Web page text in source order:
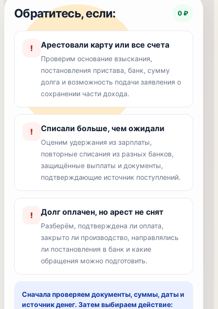
Обратитесь, если: 0 ₽
! Арестовали карту или все счета
Проверим основание взыскания,
постановления пристава, банк, сумму
долга и возможность подачи заявления о
сохранении части дохода.
! Списали больше, чем ожидали
Оценим удержания из зарплаты,
повторные списания из разных банков,
защищённые выплаты и документы,
подтверждающие источник поступлений.
! Долг оплачен, но арест не снят
Разберём, подтверждена ли оплата,
закрыто ли производство, направлялись
ли постановления в банк и какие
обращения можно подготовить.
Сначала проверяем документы, суммы, даты и
источник денег. Затем выбираем действие: